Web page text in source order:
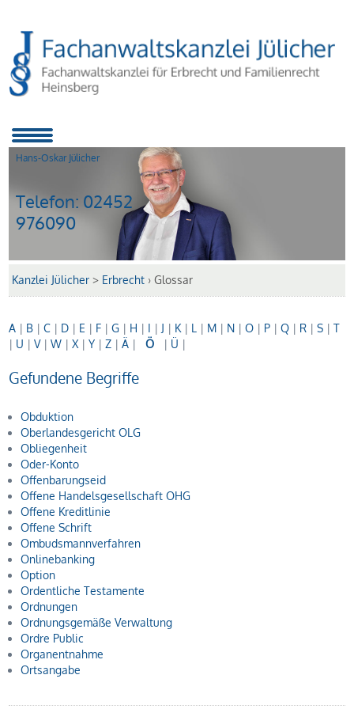
Hans-Oskar Jülicher
Telefon: 02452
976090
Kanzlei Jülicher > Erbrecht ›Glossar
A | B |C | D | E | F |G | H | I | J | K | L | M | N |O | P |Q | R |S |T
| U |V|W |X |Y |Z |Ä | Ö | Ü |
Gefundene Begriffe
Obduktion
Oberlandesgericht OLG
Obliegenheit
Oder-Konto
Offenbarungseid
Offene Handelsgesellschaft OHG
Offene Kreditlinie
Offene Schrift
Ombudsmannverfahren
Onlinebanking
Option
Ordentliche Testamente
Ordnungen
Ordnungsgemäße Verwaltung
Ordre Public
Organentnahme
Ortsangabe